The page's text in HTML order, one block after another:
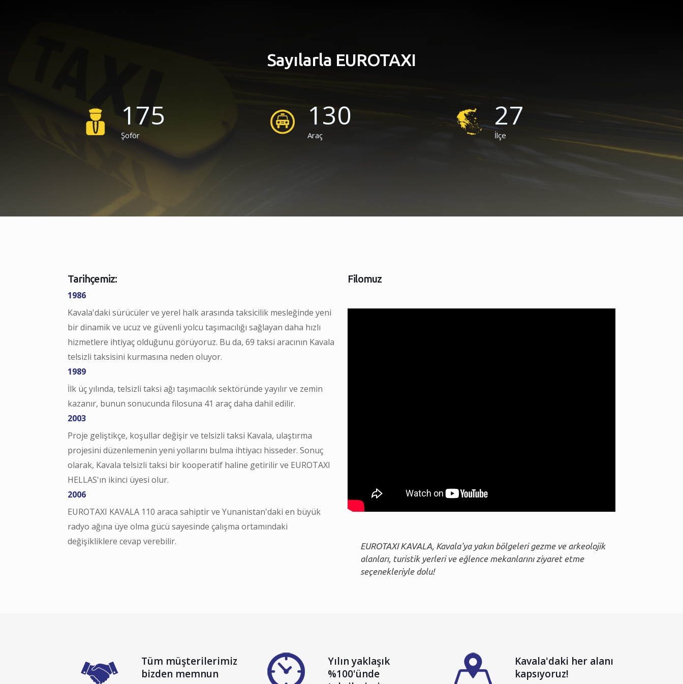
Sayılarla EUROTAXI
175
Şoför
130
Araç
27
İlçe
Tarihçemiz:
1986
Kavala'daki sürücüler ve yerel halk arasında taksicilik mesleğinde yeni
bir dinamik ve ucuz ve güvenli yolcu taşımacılığı sağlayan daha hızlı
hizmetlere ihtiyaç olduğunu görüyoruz. Bu da, 69 taksi aracının Kavala
telsizli taksisini kurmasına neden oluyor.
1989
İlk üç yılında, telsizli taksi ağı taşımacılık sektöründe yayılır ve zemin
kazanır, bunun sonucunda filosuna 41 araç daha dahil edilir.
2003
Proje geliştikçe, koşullar değişir ve telsizli taksi Kavala, ulaştırma
projesini düzenlemenin yeni yollarını bulma ihtiyacı hisseder. Sonuç
olarak, Kavala telsizli taksi bir kooperatif haline getirilir ve EUROTAXI
HELLAS'ın ikinci üyesi olur.
2006
EUROTAXI KAVALA 110 araca sahiptir ve Yunanistan'daki en büyük
radyo ağına üye olma gücü sayesinde çalışma ortamındaki
değişikliklere cevap verebilir.
Filomuz
EUROTAXI KAVALA, Kavala'ya yakın bölgeleri gezme ve arkeolojik
alanları, turistik yerleri ve eğlence mekanlarını ziyaret etme
seçenekleriyle dolu!
Tüm müşterilerimiz
bizden memnun
Yılın yaklaşık
%100'ünde
Kavala'daki her alanı
kapsıyoruz!